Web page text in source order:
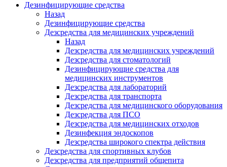
Дезинфицирующие средства
Назад
Дезинфицирующие средства
Дезсредства для медицинских учреждений
Назад
Дезсредства для медицинских учреждений
Дезсредства для стоматологий
Дезинфицирующие средства для
медицинских инструментов
Дезсредства для лабораторий
Дезсредства для транспорта
Дезсредства для медицинского оборудования
Дезсредства для ПСО
Дезсредства для медицинских отходов
Дезинфекция эндоскопов
Дезсредства широкого спектра действия
Дезсредства для спортивных клубов
Дезсредства для предприятий общепита